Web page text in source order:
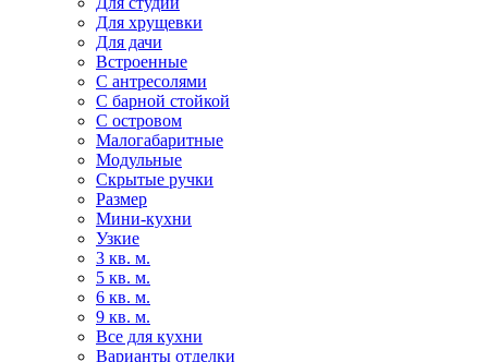
Для хрущевки
Для дачи
Встроенные
С антресолями
С барной стойкой
С островом
Малогабаритные
Модульные
Скрытые ручки
Размер
Мини-кухни
Узкие
3 кв. м.
5 кв. м.
6 кв. м.
9 кв. м.
Все для кухни
Варианты отделки